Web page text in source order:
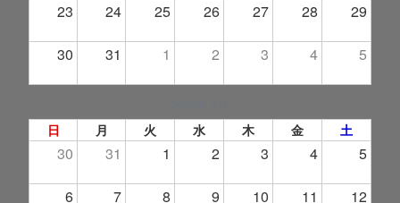
23 24 25 26 27 28 29
30 31 1 2 3 4 5
日 月 火 水 木 金 土
30 31 1 2 3 4 5
6 7 8 9 10 11 12